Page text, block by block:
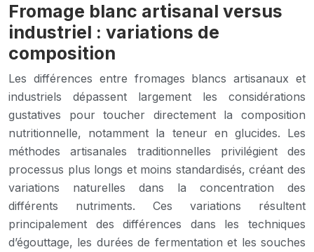
Fromage blanc artisanal versus
industriel : variations de
composition
Les différences entre fromages blancs artisanaux et
industriels dépassent largement les considérations
gustatives pour toucher directement la composition
nutritionnelle, notamment la teneur en glucides. Les
méthodes artisanales traditionnelles privilégient des
processus plus longs et moins standardisés, créant des
variations naturelles dans la concentration des
différents nutriments. Ces variations résultent
principalement des différences dans les techniques
d’égouttage, les durées de fermentation et les souches